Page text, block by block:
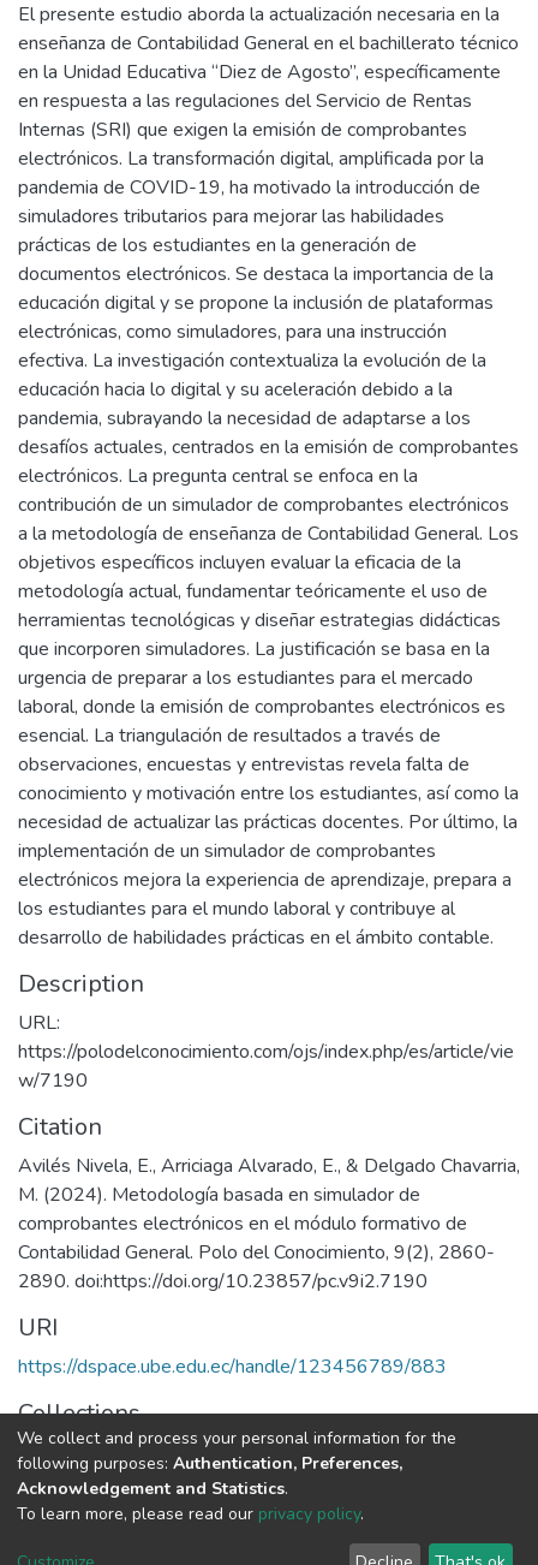
El presente estudio aborda la actualización necesaria en la
enseñanza de Contabilidad General en el bachillerato técnico
en la Unidad Educativa “Diez de Agosto”, específicamente
en respuesta a las regulaciones del Servicio de Rentas
Internas (SRI) que exigen la emisión de comprobantes
electrónicos. La transformación digital, amplificada por la
pandemia de COVID-19, ha motivado la introducción de
simuladores tributarios para mejorar las habilidades
prácticas de los estudiantes en la generación de
documentos electrónicos. Se destaca la importancia de la
educación digital y se propone la inclusión de plataformas
electrónicas, como simuladores, para una instrucción
efectiva. La investigación contextualiza la evolución de la
educación hacia lo digital y su aceleración debido a la
pandemia, subrayando la necesidad de adaptarse a los
desafíos actuales, centrados en la emisión de comprobantes
electrónicos. La pregunta central se enfoca en la
contribución de un simulador de comprobantes electrónicos
a la metodología de enseñanza de Contabilidad General. Los
objetivos específicos incluyen evaluar la eficacia de la
metodología actual, fundamentar teóricamente el uso de
herramientas tecnológicas y diseñar estrategias didácticas
que incorporen simuladores. La justificación se basa en la
urgencia de preparar a los estudiantes para el mercado
laboral, donde la emisión de comprobantes electrónicos es
esencial. La triangulación de resultados a través de
observaciones, encuestas y entrevistas revela falta de
conocimiento y motivación entre los estudiantes, así como la
necesidad de actualizar las prácticas docentes. Por último, la
implementación de un simulador de comprobantes
electrónicos mejora la experiencia de aprendizaje, prepara a
los estudiantes para el mundo laboral y contribuye al
desarrollo de habilidades prácticas en el ámbito contable.
Description
URL:
https://polodelconocimiento.com/ojs/index.php/es/article/vie
w/7190
Citation
Avilés Nivela, E., Arriciaga Alvarado, E., & Delgado Chavarria,
M. (2024). Metodología basada en simulador de
comprobantes electrónicos en el módulo formativo de
Contabilidad General. Polo del Conocimiento, 9(2), 2860-
2890. doi:https://doi.org/10.23857/pc.v9i2.7190
URI
https://dspace.ube.edu.ec/handle/123456789/883
Collections
Artículos Científicos
Full item page
We collect and process your personal information for the
following purposes: Authentication, Preferences,
Acknowledgement and Statistics.
To learn more, please read our privacy policy.